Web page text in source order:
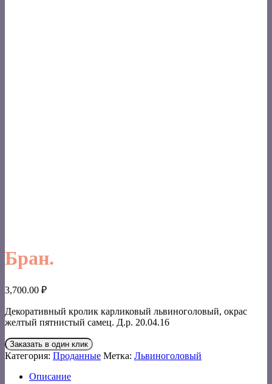
Бран.
3,700.00 ₽
Декоративный кролик карликовый львиноголовый, окрас
желтый пятнистый самец. Д.р. 20.04.16
Заказать в один клик
Категория: Проданные Метка: Львиноголовый
Описание